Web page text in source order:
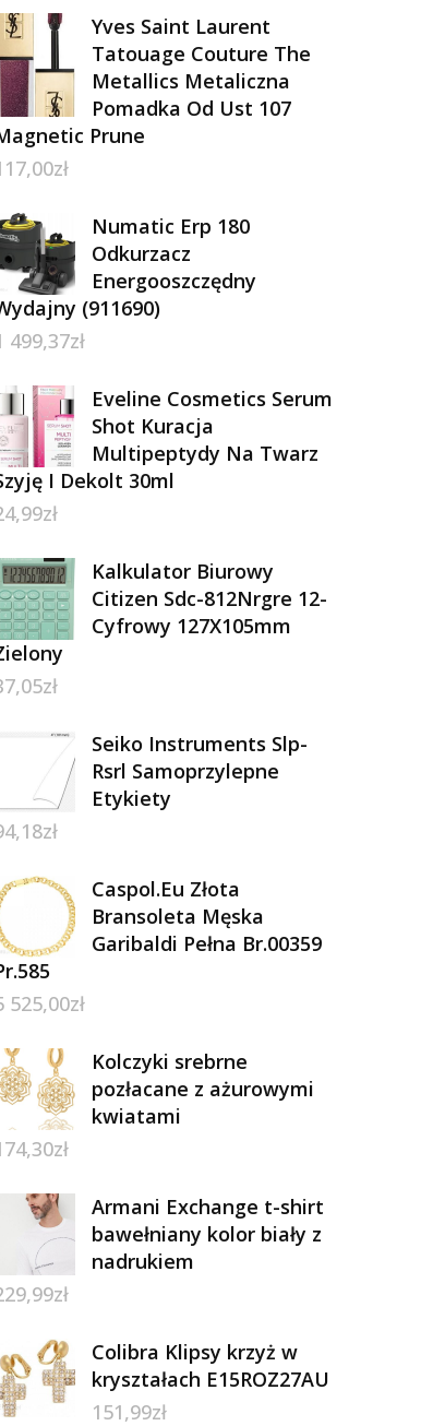
Yves Saint Laurent
Tatouage Couture The
Metallics Metaliczna
Pomadka Od Ust 107
Prune
zł
Numatic Erp 180
Odkurzacz
Energooszczędny
(911690)
499,37zł
Eveline Cosmetics Serum
Shot Kuracja
Multipeptydy Na Twarz
I Dekolt 30ml
zł
Kalkulator Biurowy
Citizen Sdc-812Nrgre 12-
Cyfrowy 127X105mm
zł
Seiko Instruments Slp-
Rsrl Samoprzylepne
Etykiety
zł
Caspol.Eu Złota
Bransoleta Męska
Garibaldi Pełna Br.00359
525,00zł
Kolczyki srebrne
pozłacane z ażurowymi
kwiatami
zł
Armani Exchange t-shirt
bawełniany kolor biały z
nadrukiem
zł
Colibra Klipsy krzyż w
kryształach E15ROZ27AU
151,99zł